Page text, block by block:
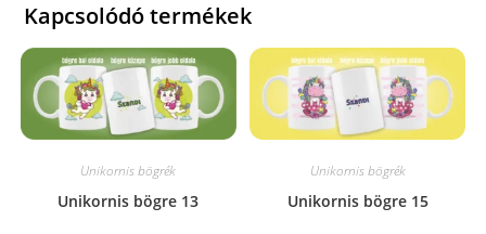
Kapcsolódó termékek
Unikornis bögrék
Unikornis bögre 13
Unikornis bögrék
Unikornis bögre 15